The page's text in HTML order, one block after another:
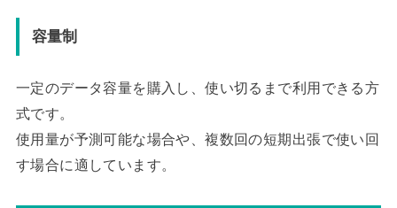
容量制
一定のデータ容量を購入し、使い切るまで利用できる方
式です。
使用量が予測可能な場合や、複数回の短期出張で使い回
す場合に適しています。